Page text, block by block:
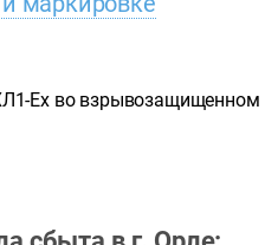
Ех во взрывозащищенном